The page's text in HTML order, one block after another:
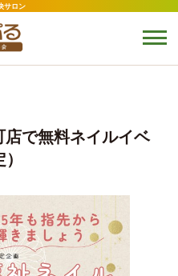
サロン
で無料ネイルイベ